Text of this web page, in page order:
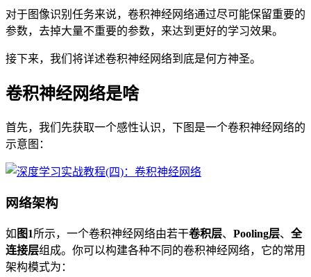
对于图像识别任务来说，卷积神经网络通过尽可能保留重要的
参数，去掉大量不重要的参数，来达到更好的学习效果。
接下来，我们将详述卷积神经网络到底是何方神圣。
卷积神经网络是啥
首先，我们先获取一个感性认识，下图是一个卷积神经网络的
示意图：
网络架构
如 图1所示，一个卷积神经网络由若干卷积层、 Pooling层、 全
连接层组成。你可以构建各种不同的卷积神经网络，它的常用
架构模式为：